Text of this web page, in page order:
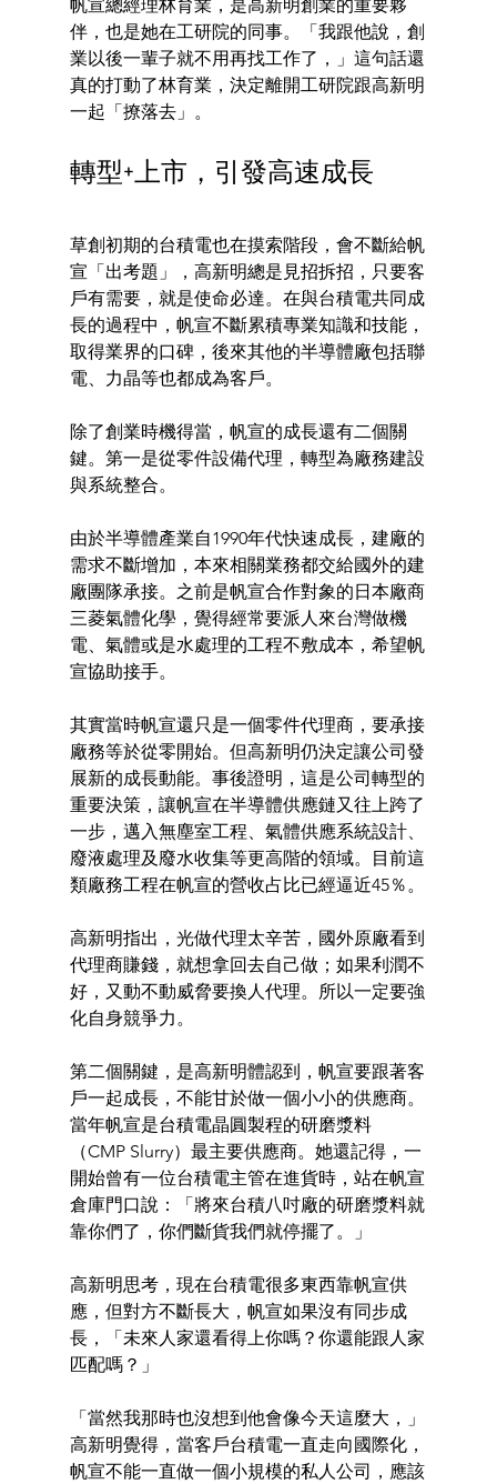
帆宣總經理林育業，是高新明創業的重要夥
伴，也是她在工研院的同事。「我跟他說，創
業以後一輩子就不用再找工作了，」這句話還
真的打動了林育業，決定離開工研院跟高新明
一起「撩落去」。
轉型+上市，引發高速成長
草創初期的台積電也在摸索階段，會不斷給帆
宣「出考題」，高新明總是見招拆招，只要客
戶有需要，就是使命必達。在與台積電共同成
長的過程中，帆宣不斷累積專業知識和技能，
取得業界的口碑，後來其他的半導體廠包括聯
電、力晶等也都成為客戶。
除了創業時機得當，帆宣的成長還有二個關
鍵。第一是從零件設備代理，轉型為廠務建設
與系統整合。
由於半導體產業自1990年代快速成長，建廠的
需求不斷增加，本來相關業務都交給國外的建
廠團隊承接。之前是帆宣合作對象的日本廠商
三菱氣體化學，覺得經常要派人來台灣做機
電、氣體或是水處理的工程不敷成本，希望帆
宣協助接手。
其實當時帆宣還只是一個零件代理商，要承接
廠務等於從零開始。但高新明仍決定讓公司發
展新的成長動能。事後證明，這是公司轉型的
重要決策，讓帆宣在半導體供應鏈又往上跨了
一步，邁入無塵室工程、氣體供應系統設計、
廢液處理及廢水收集等更高階的領域。目前這
類廠務工程在帆宣的營收占比已經逼近45％。
高新明指出，光做代理太辛苦，國外原廠看到
代理商賺錢，就想拿回去自己做；如果利潤不
好，又動不動威脅要換人代理。所以一定要強
化自身競爭力。
第二個關鍵，是高新明體認到，帆宣要跟著客
戶一起成長，不能甘於做一個小小的供應商。
當年帆宣是台積電晶圓製程的研磨漿料
（CMP Slurry）最主要供應商。她還記得，一
開始曾有一位台積電主管在進貨時，站在帆宣
倉庫門口說：「將來台積八吋廠的研磨漿料就
靠你們了，你們斷貨我們就停擺了。」
高新明思考，現在台積電很多東西靠帆宣供
應，但對方不斷長大，帆宣如果沒有同步成
長，「未來人家還看得上你嗎？你還能跟人家
匹配嗎？」
「當然我那時也沒想到他會像今天這麼大，」
高新明覺得，當客戶台積電一直走向國際化，
帆宣不能一直做一個小規模的私人公司，應該